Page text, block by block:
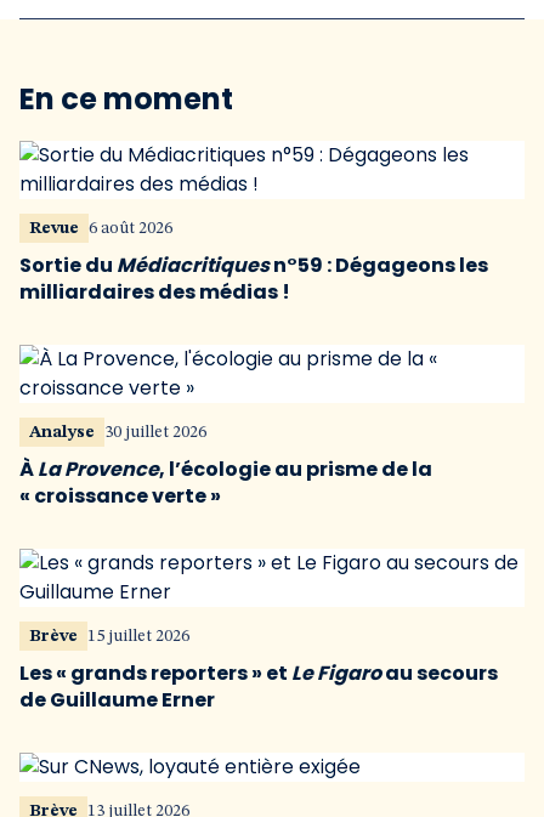
En ce moment
Revue 6 août 2026
Sortie du Médiacritiquesn°59 : Dégageons les
milliardaires des médias !
Analyse 30 juillet 2026
ÀLa Provence, l’écologie au prisme de la
« croissance verte »
Brève 15 juillet 2026
Les « grands reporters » et Le Figaroau secours
de Guillaume Erner
Brève 13 juillet 2026